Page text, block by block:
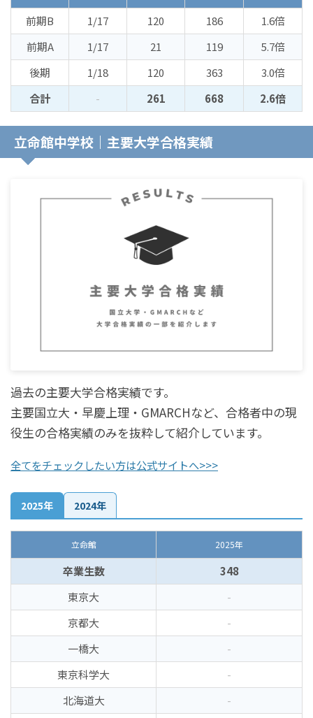
前期B 1/17 120 186
1.6倍
前期A
1/17 21 119
5.7倍
後期
1/18 120 363
3.0倍
合計
- 261 668 2.6倍
立命館中学校｜主要大学合格実績
過去の主要大学合格実績です。
主要国立大・早慶上理・GMARCHなど、合格者中の現
役生の合格実績のみを抜粋して紹介しています。
全てをチェックしたい方は公式サイトへ>>>
2025年 2024年
立命館 2025年
卒業生数
348
東京大
-
京都大
-
一橋大
-
東京科学大
-
北海道大
-